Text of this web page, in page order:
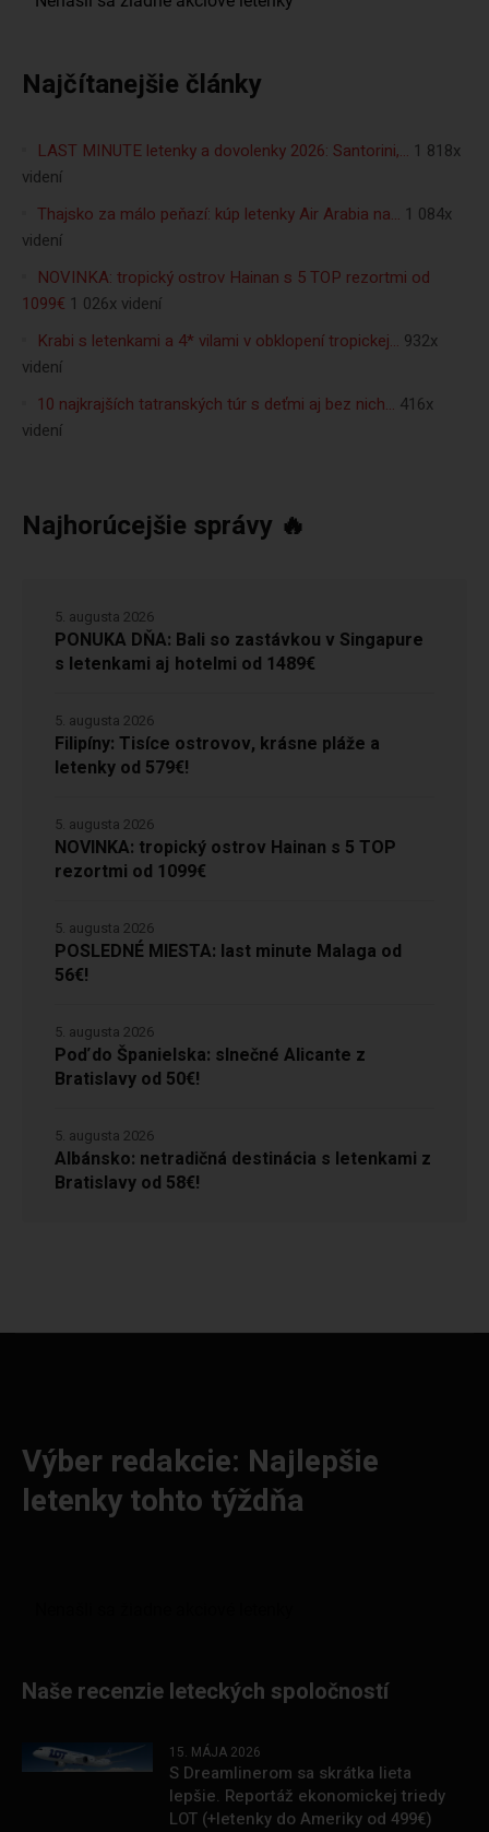
Najčítanejšie články
LAST MINUTE letenky a dovolenky 2026: Santorini,… 1 818x
videní
Thajsko za málo peňazí: kúp letenky Air Arabia na… 1 084x
videní
NOVINKA: tropický ostrov Hainan s 5 TOP rezortmi od
1099€ 1 026x videní
Krabi s letenkami a 4* vilami v obklopení tropickej… 932x
videní
10 najkrajších tatranských túr s deťmi aj bez nich… 416x
videní
Najhorúcejšie správy 🔥
PONUKA DŇA: Bali so zastávkou v Singapure
s letenkami aj hotelmi od 1489€
5. augusta 2026
Filipíny: Tisíce ostrovov, krásne pláže a
letenky od 579€!
5. augusta 2026
NOVINKA: tropický ostrov Hainan s 5 TOP
rezortmi od 1099€
5. augusta 2026
POSLEDNÉ MIESTA: last minute Malaga od
56€!
5. augusta 2026
Poď do Španielska: slnečné Alicante z
Bratislavy od 50€!
5. augusta 2026
Albánsko: netradičná destinácia s letenkami z
Bratislavy od 58€!
5. augusta 2026
Výber redakcie: Najlepšie
letenky tohto týždňa
Naše recenzie leteckých spoločností
15. MÁJA 2026
S Dreamlinerom sa skrátka lieta
lepšie. Reportáž ekonomickej triedy
LOT (+letenky do Ameriky od 499€)